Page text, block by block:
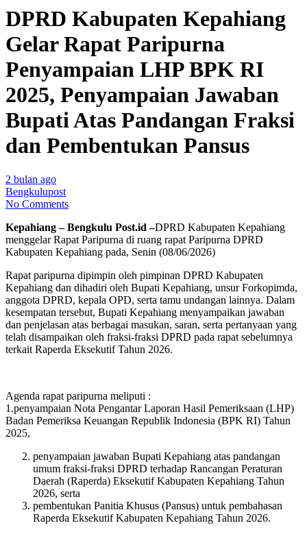
DPRD Kabupaten Kepahiang
Gelar Rapat Paripurna
Penyampaian LHP BPK RI
2025, Penyampaian Jawaban
Bupati Atas Pandangan Fraksi
dan Pembentukan Pansus
2 bulan ago
Bengkulupost
No Comments
Kepahiang – Bengkulu Post.id –DPRD Kabupaten Kepahiang
menggelar Rapat Paripurna di ruang rapat Paripurna DPRD
Kabupaten Kepahiang pada, Senin (08/06/2026)
Rapat paripurna dipimpin oleh pimpinan DPRD Kabupaten
Kepahiang dan dihadiri oleh Bupati Kepahiang, unsur Forkopimda,
anggota DPRD, kepala OPD, serta tamu undangan lainnya. Dalam
kesempatan tersebut, Bupati Kepahiang menyampaikan jawaban
dan penjelasan atas berbagai masukan, saran, serta pertanyaan yang
telah disampaikan oleh fraksi-fraksi DPRD pada rapat sebelumnya
terkait Raperda Eksekutif Tahun 2026.
Agenda rapat paripurna meliputi :
1.penyampaian Nota Pengantar Laporan Hasil Pemeriksaan (LHP)
Badan Pemeriksa Keuangan Republik Indonesia (BPK RI) Tahun
2025,
penyampaian jawaban Bupati Kepahiang atas pandangan
umum fraksi-fraksi DPRD terhadap Rancangan Peraturan
Daerah (Raperda) Eksekutif Kabupaten Kepahiang Tahun
2026, serta
pembentukan Panitia Khusus (Pansus) untuk pembahasan
Raperda Eksekutif Kabupaten Kepahiang Tahun 2026.